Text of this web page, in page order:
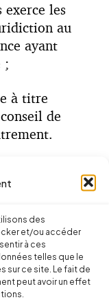
des
et/ou accéder
à ces
telles que le
sur ce site. Le fait de
peut avoir un effet
exerce les
au
ayant
;
à titre
de
doit,
dans un délai
informé de
ne